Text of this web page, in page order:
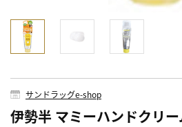
サンドラッグe-shop
伊勢半 マミーハンドクリ